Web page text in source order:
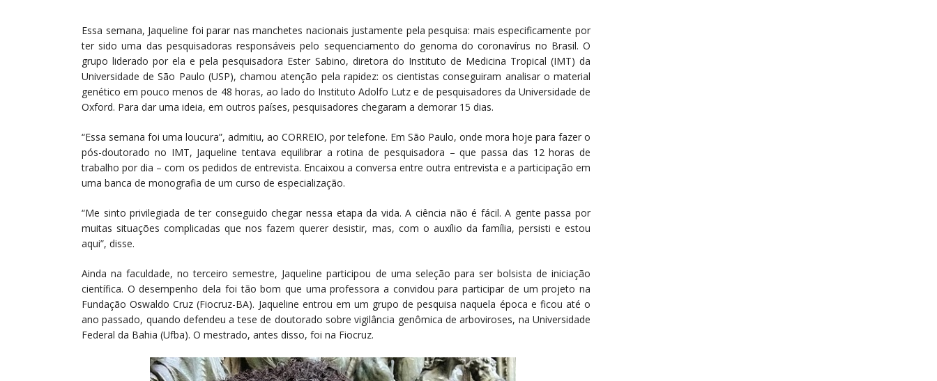
Essa semana, Jaqueline foi parar nas manchetes nacionais justamente pela pesquisa: mais especificamente por
ter sido uma das pesquisadoras responsáveis pelo sequenciamento do genoma do coronavírus no Brasil. O
grupo liderado por ela e pela pesquisadora Ester Sabino, diretora do Instituto de Medicina Tropical (IMT) da
Universidade de São Paulo (USP), chamou atenção pela rapidez: os cientistas conseguiram analisar o material
genético em pouco menos de 48 horas, ao lado do Instituto Adolfo Lutz e de pesquisadores da Universidade de
Oxford. Para dar uma ideia, em outros países, pesquisadores chegaram a demorar 15 dias.
“Essa semana foi uma loucura”, admitiu, ao CORREIO, por telefone. Em São Paulo, onde mora hoje para fazer o
pós-doutorado no IMT, Jaqueline tentava equilibrar a rotina de pesquisadora – que passa das 12 horas de
trabalho por dia – com os pedidos de entrevista. Encaixou a conversa entre outra entrevista e a participação em
uma banca de monografia de um curso de especialização.
“Me sinto privilegiada de ter conseguido chegar nessa etapa da vida. A ciência não é fácil. A gente passa por
muitas situações complicadas que nos fazem querer desistir, mas, com o auxílio da família, persisti e estou
aqui”, disse.
Ainda na faculdade, no terceiro semestre, Jaqueline participou de uma seleção para ser bolsista de iniciação
científica. O desempenho dela foi tão bom que uma professora a convidou para participar de um projeto na
Fundação Oswaldo Cruz (Fiocruz-BA). Jaqueline entrou em um grupo de pesquisa naquela época e ficou até o
ano passado, quando defendeu a tese de doutorado sobre vigilância genômica de arboviroses, na Universidade
Federal da Bahia (Ufba). O mestrado, antes disso, foi na Fiocruz.